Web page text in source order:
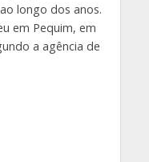
longo dos anos.
em Pequim, em
a agência de